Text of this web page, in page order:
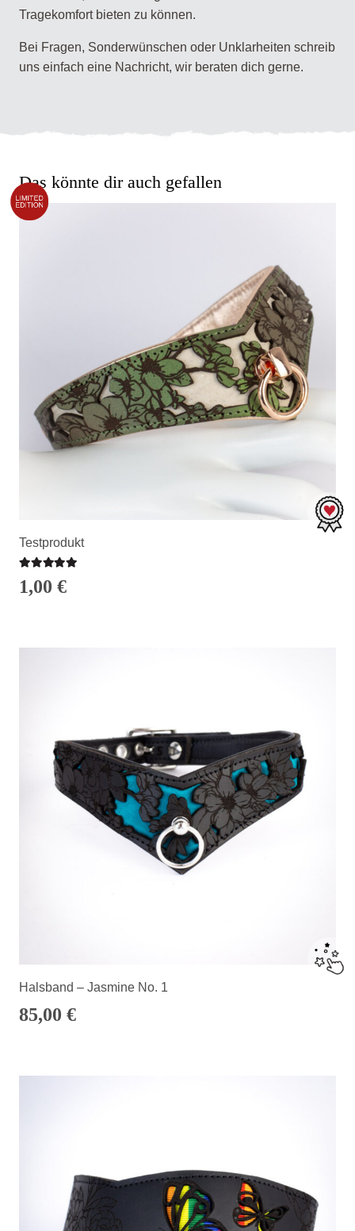
Tragekomfort bieten zu können.
Bei Fragen, Sonderwünschen oder Unklarheiten schreib
uns einfach eine Nachricht, wir beraten dich gerne.
Das könnte dir auch gefallen
Testprodukt
1,00 €
Halsband – Jasmine No. 1
85,00 €